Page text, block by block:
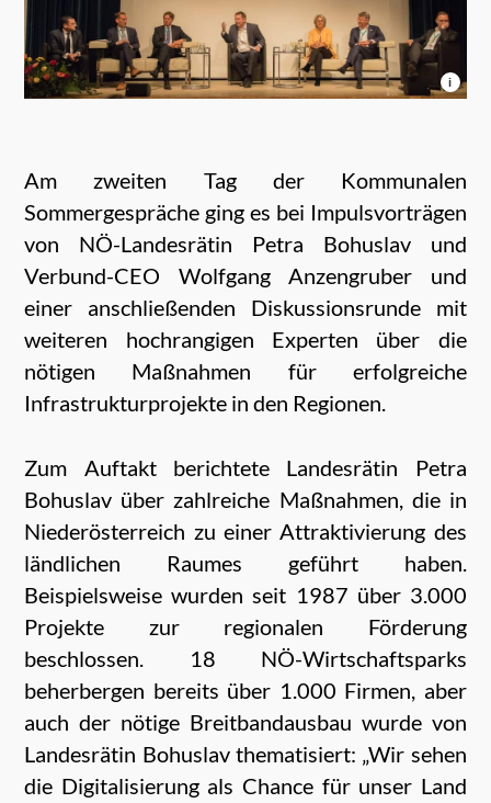
i
Am zweiten Tag der Kommunalen
Sommergespräche ging es bei Impulsvorträgen
von NÖ-Landesrätin Petra Bohuslav und
Verbund-CEO Wolfgang Anzengruber und
einer anschließenden Diskussionsrunde mit
weiteren hochrangigen Experten über die
nötigen Maßnahmen für erfolgreiche
Infrastrukturprojekte in den Regionen.
Zum Auftakt berichtete Landesrätin Petra
Bohuslav über zahlreiche Maßnahmen, die in
Niederösterreich zu einer Attraktivierung des
ländlichen Raumes geführt haben.
Beispielsweise wurden seit 1987 über 3.000
Projekte zur regionalen Förderung
beschlossen. 18 NÖ-Wirtschaftsparks
beherbergen bereits über 1.000 Firmen, aber
auch der nötige Breitbandausbau wurde von
Landesrätin Bohuslav thematisiert: „Wir sehen
die Digitalisierung als Chance für unser Land